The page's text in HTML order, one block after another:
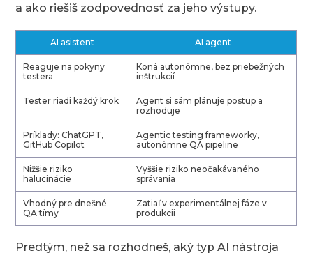
a ako riešiš zodpovednosť za jeho výstupy.
AI asistent AI agent
Reaguje na pokyny
testera
Koná autonómne, bez priebežných
inštrukcií
Tester riadi každý krok
Agent si sám plánuje postup a
rozhoduje
Príklady: ChatGPT,
GitHub Copilot
Agentic testing frameworky,
autonómne QA pipeline
Nižšie riziko
halucinácie
Vyššie riziko neočakávaného
správania
Vhodný pre dnešné
QA tímy
Zatiaľ v experimentálnej fáze v
produkcii
Predtým, než sa rozhodneš, aký typ AI nástroja